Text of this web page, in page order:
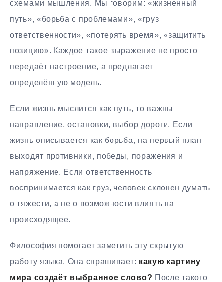
схемами мышления. Мы говорим: «жизненный
путь», «борьба с проблемами», «груз
ответственности», «потерять время», «защитить
позицию». Каждое такое выражение не просто
передаёт настроение, а предлагает
определённую модель.
Если жизнь мыслится как путь, то важны
направление, остановки, выбор дороги. Если
жизнь описывается как борьба, на первый план
выходят противники, победы, поражения и
напряжение. Если ответственность
воспринимается как груз, человек склонен думать
о тяжести, а не о возможности влиять на
происходящее.
Философия помогает заметить эту скрытую
работу языка. Она спрашивает: какую картину
мира создаёт выбранное слово? После такого